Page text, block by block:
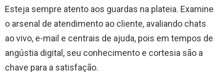
Esteja sempre atento aos guardas na plateia. Examine
o arsenal de atendimento ao cliente, avaliando chats
ao vivo, e-mail e centrais de ajuda, pois em tempos de
angústia digital, seu conhecimento e cortesia são a
chave para a satisfação.